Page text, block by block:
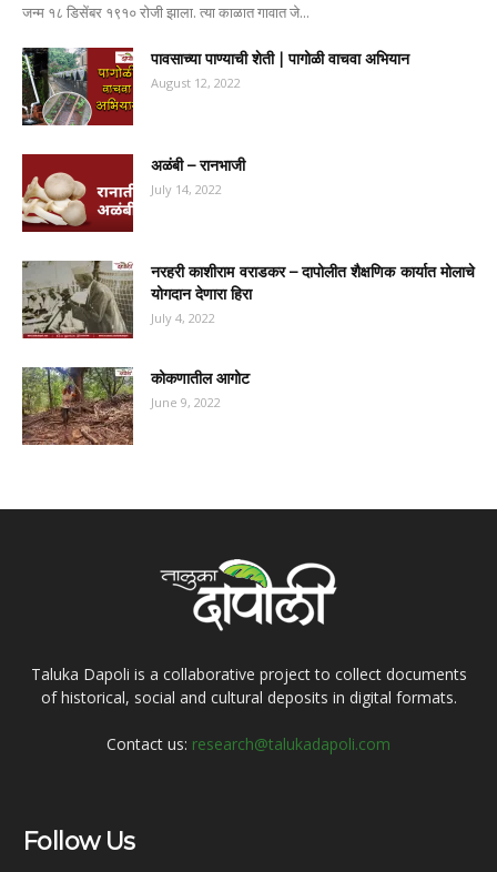
जन्म १८ डिसेंबर १९१० रोजी झाला. त्या काळात गावात जे...
पावसाच्या पाण्याची शेती | पागोळी वाचवा अभियान
August 12, 2022
अळंबी – रानभाजी
July 14, 2022
नरहरी काशीराम वराडकर – दापोलीत शैक्षणिक कार्यात मोलाचे
योगदान देणारा हिरा
July 4, 2022
कोकणातील आगोट
June 9, 2022
Taluka Dapoli is a collaborative project to collect documents
of historical, social and cultural deposits in digital formats.
Contact us: research@talukadapoli.com
Follow Us